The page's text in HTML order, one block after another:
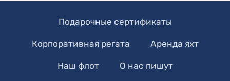
Подарочные сертификаты
Корпоративная регата Аренда яхт
Наш флот О нас пишут